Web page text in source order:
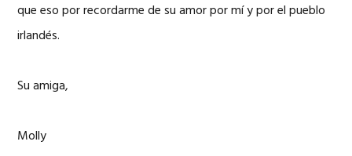
que eso por recordarme de su amor por mí y por el pueblo
irlandés.
Su amiga,
Molly